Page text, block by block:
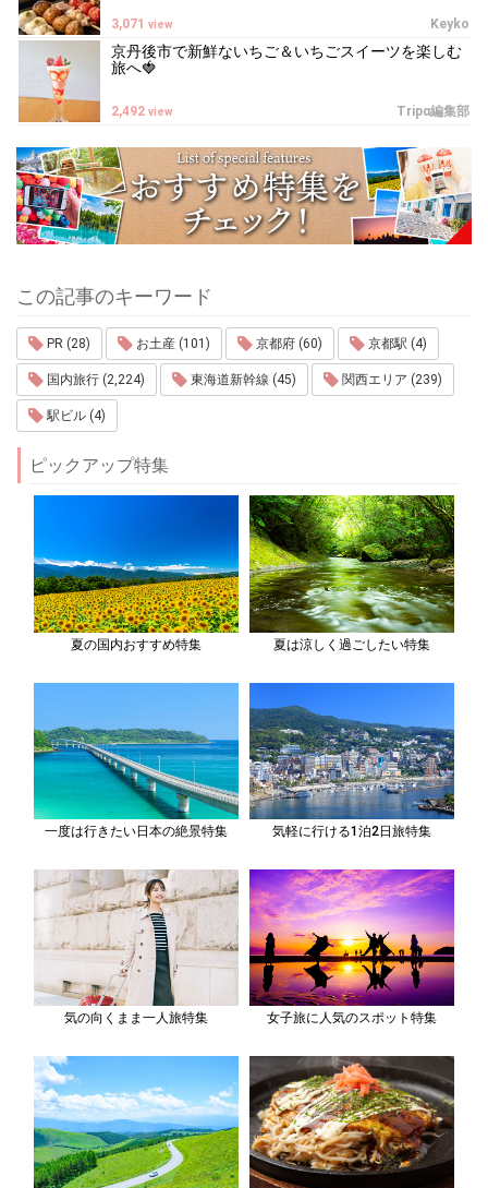
Keyko
3,071 view
京丹後市で新鮮ないちご＆いちごスイーツを楽しむ
旅へ🍓
Tripα編集部
2,492 view
この記事のキーワード
PR (28) お土産 (101) 京都府 (60) 京都駅 (4)
国内旅行 (2,224) 東海道新幹線 (45) 関西エリア (239)
駅ビル (4)
ピックアップ特集
夏の国内おすすめ特集 夏は涼しく過ごしたい特集
一度は行きたい日本の絶景特集 気軽に行ける1泊2日旅特集
気の向くまま一人旅特集 女子旅に人気のスポット特集